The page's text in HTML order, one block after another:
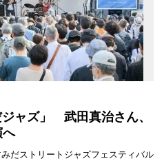
ャズ」 武田真治さん、
だストリートジャズフェスティバル